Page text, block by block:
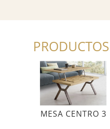
MESA CENTRO 3